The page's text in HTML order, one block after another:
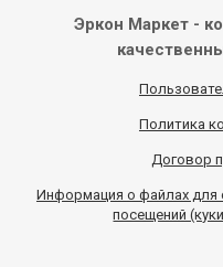
Эркон Маркет -
Политика
Договор
Информация о файлах для
посещений